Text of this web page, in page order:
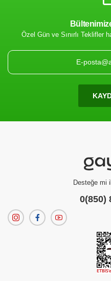
Ürün
Özel Gün ve Sınırlı Teklifler
Desteğe mi
0(850)